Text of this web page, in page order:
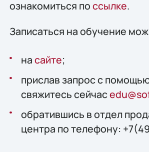
ознакомиться поссылке.
Записаться на обучение
насайте;
прислав запрос c
свяжитесь сейчас
обратившись в отдел
центра по телефону: